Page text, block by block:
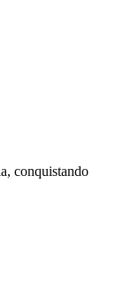
conquistando